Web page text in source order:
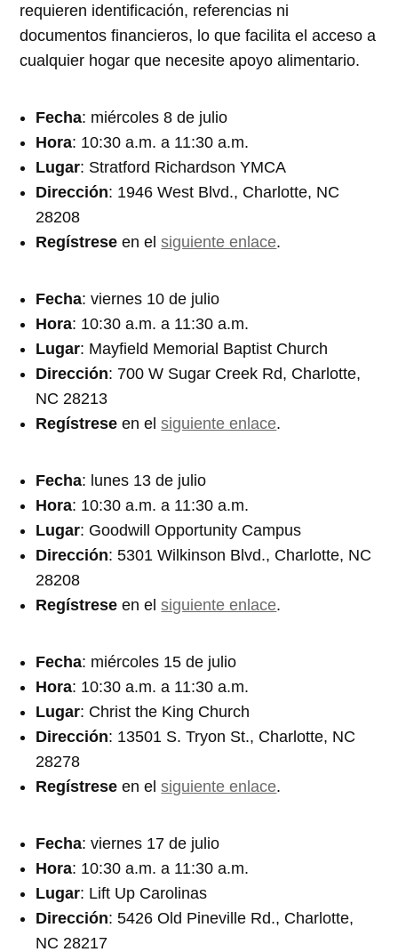
requieren identificación, referencias ni
documentos financieros, lo que facilita el acceso a
cualquier hogar que necesite apoyo alimentario.
Fecha: miércoles 8 de julio
Hora: 10:30 a.m. a 11:30 a.m.
Lugar: Stratford Richardson YMCA
Dirección: 1946 West Blvd., Charlotte, NC
28208
Regístrese en elsiguiente enlace.
Fecha: viernes 10 de julio
Hora: 10:30 a.m. a 11:30 a.m.
Lugar: Mayfield Memorial Baptist Church
Dirección: 700 W Sugar Creek Rd, Charlotte,
NC 28213
Regístrese en elsiguiente enlace.
Fecha: lunes 13 de julio
Hora: 10:30 a.m. a 11:30 a.m.
Lugar: Goodwill Opportunity Campus
Dirección: 5301 Wilkinson Blvd., Charlotte, NC
28208
Regístrese en elsiguiente enlace.
Fecha: miércoles 15 de julio
Hora: 10:30 a.m. a 11:30 a.m.
Lugar: Christ the King Church
Dirección: 13501 S. Tryon St., Charlotte, NC
28278
Regístrese en elsiguiente enlace.
Fecha: viernes 17 de julio
Hora: 10:30 a.m. a 11:30 a.m.
Lugar: Lift Up Carolinas
Dirección: 5426 Old Pineville Rd., Charlotte,
NC 28217